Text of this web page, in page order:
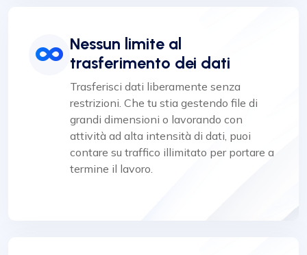
Nessun limite al
trasferimento dei dati
Trasferisci dati liberamente senza
restrizioni. Che tu stia gestendo file di
grandi dimensioni o lavorando con
attività ad alta intensità di dati, puoi
contare su traffico illimitato per portare a
termine il lavoro.